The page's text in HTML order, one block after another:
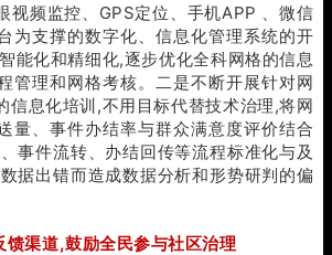
视频监控、GPS定位、手机APP 、微信
为支撑的数字化、信息化管理系统的开
能化和精细化,逐步优化全科网格的信息
管理和网格考核。二是不断开展针对网
信息化培训,不用目标代替技术治理,将网
量、事件办结率与群众满意度评价结合
事件流转、办结回传等流程标准化与及
据出错而造成数据分析和形势研判的偏
馈渠道,鼓励全民参与社区治理